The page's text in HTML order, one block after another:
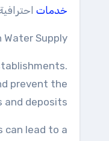
خدمات
Water Supply
prevent the
deposits.
can lead to a